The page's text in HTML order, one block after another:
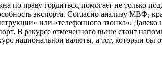
праву гордиться, помогает не только
экспорта. Согласно анализу МВФ,
или «телефонного звонка».
В ракурсе отмеченного выше стоит
национальной валюты, а тот, который бы